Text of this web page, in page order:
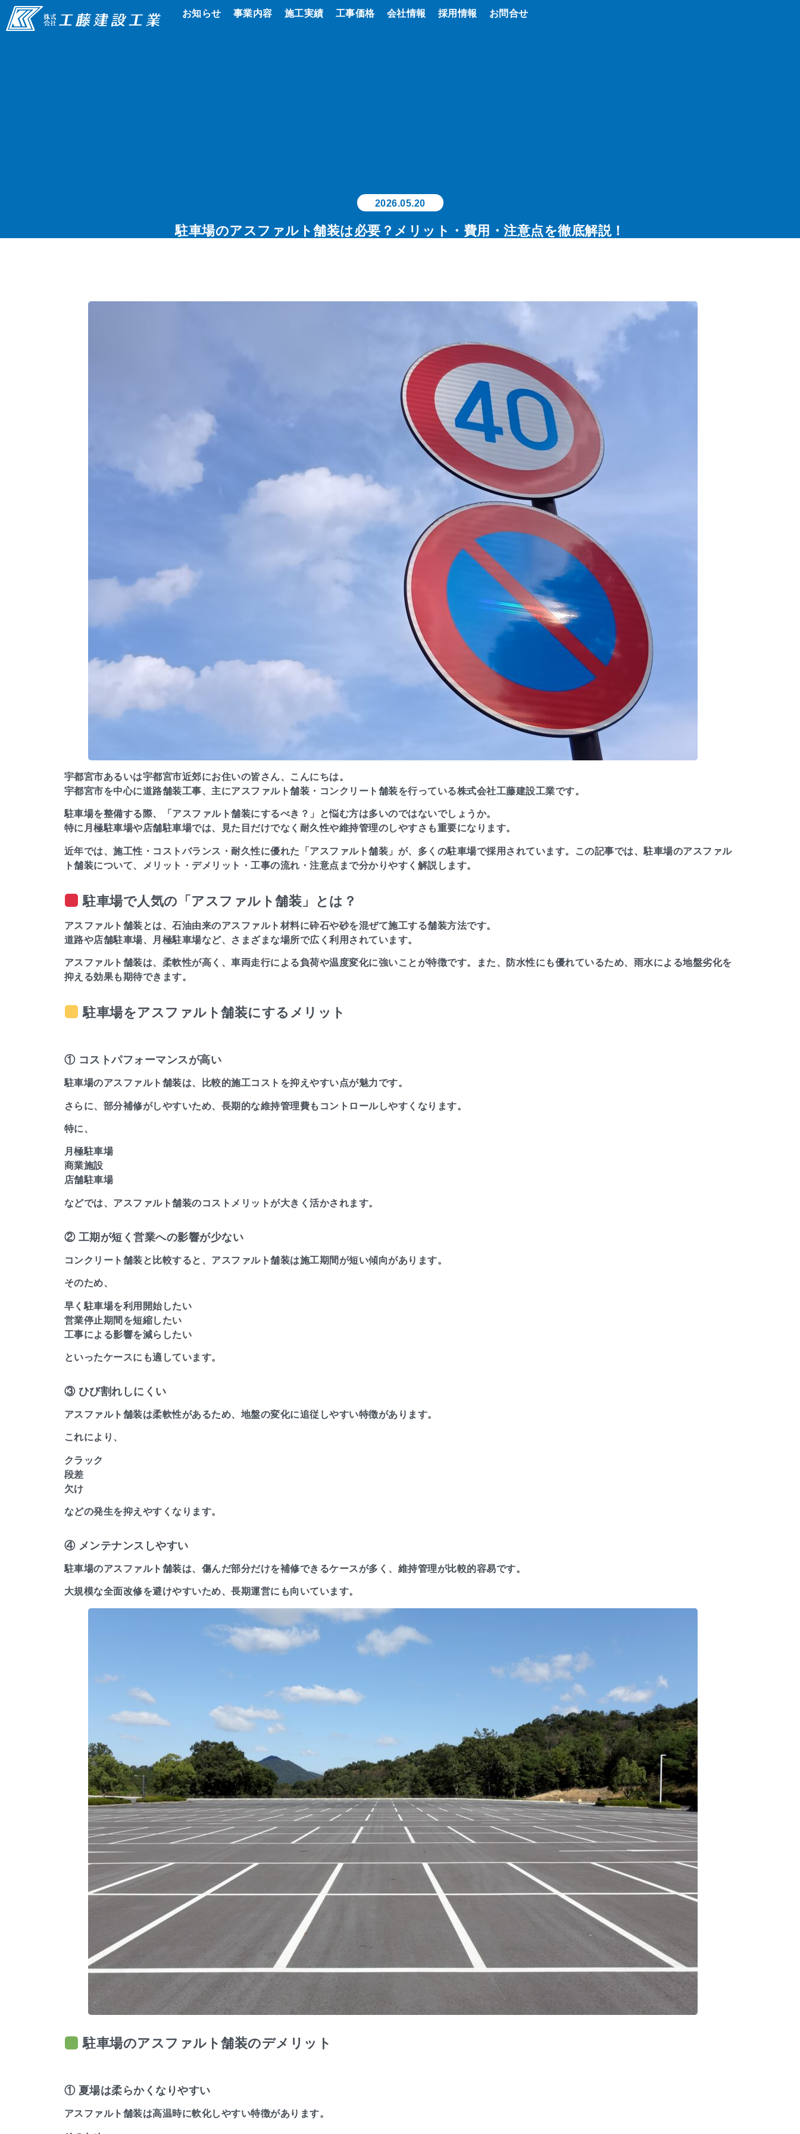
お知らせ 事業内容 施工実績 工事価格 会社情報 採用情報 お問合せ
お知らせ 事業内容
駐車場のアスファルト舗装は必要？メリット・費用・注意点を徹底解説！
2026.05.20
宇都宮市あるいは宇都宮市近郊にお住いの皆さん、こんにちは。
宇都宮市を中心に道路舗装工事、主にアスファルト舗装・コンクリート舗装を行っている株式会社工藤建設工業です。
駐車場を整備する際、「アスファルト舗装にするべき？」と悩む方は多いのではないでしょうか。
特に月極駐車場や店舗駐車場では、見た目だけでなく耐久性や維持管理のしやすさも重要になります。
近年では、施工性・コストバランス・耐久性に優れた「アスファルト舗装」が、多くの駐車場で採用されています。この記事では、駐車場のアスファル
ト舗装について、メリット・デメリット・工事の流れ・注意点まで分かりやすく解説します。
駐車場で人気の「アスファルト舗装」とは？
アスファルト舗装とは、石油由来のアスファルト材料に砕石や砂を混ぜて施工する舗装方法です。
道路や店舗駐車場、月極駐車場など、さまざまな場所で広く利用されています。
アスファルト舗装は、柔軟性が高く、車両走行による負荷や温度変化に強いことが特徴です。また、防水性にも優れているため、雨水による地盤劣化を
抑える効果も期待できます。
駐車場をアスファルト舗装にするメリット
① コストパフォーマンスが高い
駐車場のアスファルト舗装は、比較的施工コストを抑えやすい点が魅力です。
さらに、部分補修がしやすいため、長期的な維持管理費もコントロールしやすくなります。
特に、
月極駐車場
商業施設
店舗駐車場
などでは、アスファルト舗装のコストメリットが大きく活かされます。
② 工期が短く営業への影響が少ない
コンクリート舗装と比較すると、アスファルト舗装は施工期間が短い傾向があります。
そのため、
早く駐車場を利用開始したい
営業停止期間を短縮したい
工事による影響を減らしたい
といったケースにも適しています。
③ ひび割れしにくい
アスファルト舗装は柔軟性があるため、地盤の変化に追従しやすい特徴があります。
これにより、
クラック
段差
欠け
などの発生を抑えやすくなります。
④ メンテナンスしやすい
駐車場のアスファルト舗装は、傷んだ部分だけを補修できるケースが多く、維持管理が比較的容易です。
大規模な全面改修を避けやすいため、長期運営にも向いています。
駐車場のアスファルト舗装のデメリット
① 夏場は柔らかくなりやすい
アスファルト舗装は高温時に軟化しやすい特徴があります。